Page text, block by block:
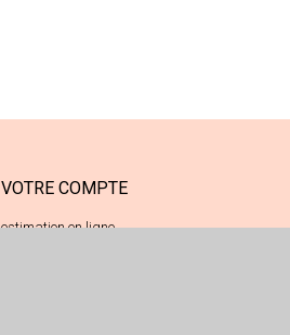
VOTRE COMPTE
estimation en ligne